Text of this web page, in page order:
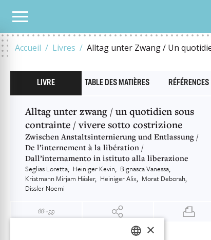
Accueil Livres Alltag unter Zwang / Un
NOTRE CATALOGUE
LIVRE TABLE DES MATIÈRES RÉFÉRENCES
Alltag unter zwang / un quotidien sous
contrainte / vivere sotto costrizione
Zwischen Anstaltsinternierung und Entlassung /
De l’internement à la libération /
Dall’internamento in istituto alla liberazione
Seglias Loretta Heiniger Kevin Bignasca Vanessa
Kristmann Mirjam Häsler Heiniger Alix Morat Deborah
Dissler Noemi
×